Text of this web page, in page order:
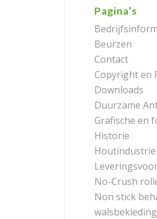
Pagina’s
Beurzen
Contact
Copyright en
Downloads
Duurzame
Grafische en
Historie
Houtindustrie
No-Crush
Non stick
walsbekleding